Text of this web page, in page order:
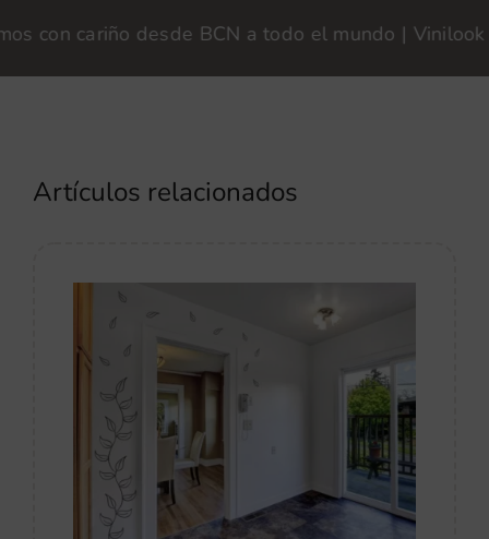
desde BCN a todo el mundo | Vinilook ·
Artículos relacionados